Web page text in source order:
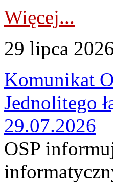
Więcej...
29 lipca
Komunikat
Jednolitego
29.07.2026
OSP